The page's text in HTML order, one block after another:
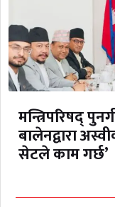
मन्त्रिपरिषद्
बालेनद्वारा
सेटले काम गर्छ’